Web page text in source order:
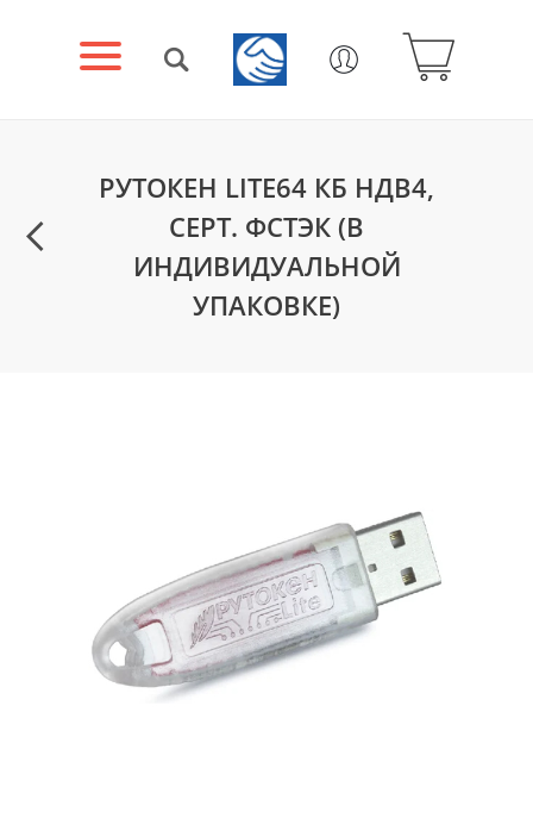
РУТОКЕН LITE64 КБ НДВ4,
СЕРТ. ФСТЭК (В
ИНДИВИДУАЛЬНОЙ
УПАКОВКЕ)